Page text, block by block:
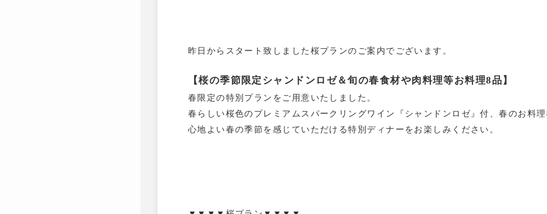
昨日からスタート致しました桜プランのご案内でございます。
【桜の季節限定シャンドンロゼ＆旬の春食材や肉料理等お料理8品】
春限定の特別プランをご用意いたしました。
春らしい桜色のプレミアムスパークリングワイン『シャンドンロゼ』付、春のお料理
心地よい春の季節を感じていただける特別ディナーをお楽しみください。